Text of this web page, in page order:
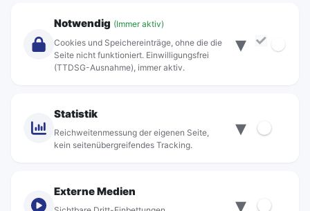
Über Rebus
Standorte
Notwendig (Immer aktiv)
Cookies und Speichereinträge, ohne die die
Seite nicht funktioniert. Einwilligungsfrei
(TTDSG-Ausnahme), immer aktiv.
▾
Statistik
Reichweitenmessung der eigenen Seite,
kein seitenübergreifendes Tracking.
▾
Externe Medien
▾